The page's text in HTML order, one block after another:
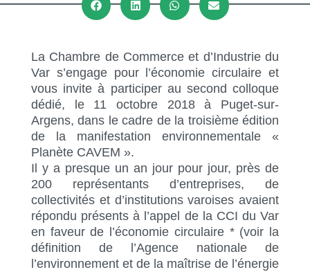
La Chambre de Commerce et d’Industrie du
Var s’engage pour l’économie circulaire et
vous invite à participer au second colloque
dédié, le 11 octobre 2018 à Puget-sur-
Argens, dans le cadre de la troisième édition
de la manifestation environnementale «
Planète CAVEM ».
Il y a presque un an jour pour jour, près de
200 représentants d’entreprises, de
collectivités et d’institutions varoises avaient
répondu présents à l’appel de la CCI du Var
en faveur de l’économie circulaire * (voir la
définition de l’Agence nationale de
l’environnement et de la maîtrise de l’énergie